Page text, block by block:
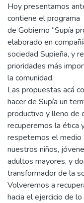
Hoy presentamos
contiene el programa
de Gobierno “Supía
elaborado en
sociedad Supieña, y
prioridades más
la comunidad.
Las propuestas acá
hacer de Supía un
productivo y lleno de
recuperemos la ética
respetemos el medio
nuestros niños,
adultos mayores, y
transformador de la
Volveremos a
hacia el ejercicio de lo